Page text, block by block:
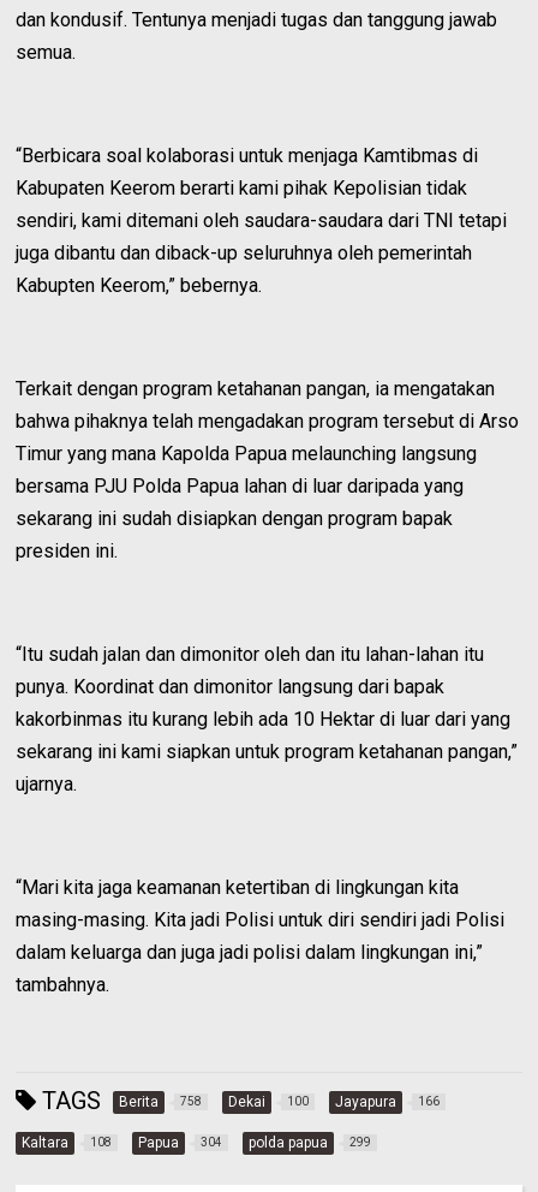
dan kondusif. Tentunya menjadi tugas dan tanggung jawab
semua.
“Berbicara soal kolaborasi untuk menjaga Kamtibmas di
Kabupaten Keerom berarti kami pihak Kepolisian tidak
sendiri, kami ditemani oleh saudara-saudara dari TNI tetapi
juga dibantu dan diback-up seluruhnya oleh pemerintah
Kabupten Keerom,” bebernya.
Terkait dengan program ketahanan pangan, ia mengatakan
bahwa pihaknya telah mengadakan program tersebut di Arso
Timur yang mana Kapolda Papua melaunching langsung
bersama PJU Polda Papua lahan di luar daripada yang
sekarang ini sudah disiapkan dengan program bapak
presiden ini.
“Itu sudah jalan dan dimonitor oleh dan itu lahan-lahan itu
punya. Koordinat dan dimonitor langsung dari bapak
kakorbinmas itu kurang lebih ada 10 Hektar di luar dari yang
sekarang ini kami siapkan untuk program ketahanan pangan,”
ujarnya.
“Mari kita jaga keamanan ketertiban di lingkungan kita
masing-masing. Kita jadi Polisi untuk diri sendiri jadi Polisi
dalam keluarga dan juga jadi polisi dalam lingkungan ini,”
tambahnya.
TAGS Berita 758 Dekai 100 Jayapura 166
Kaltara 108 Papua 304 polda papua 299